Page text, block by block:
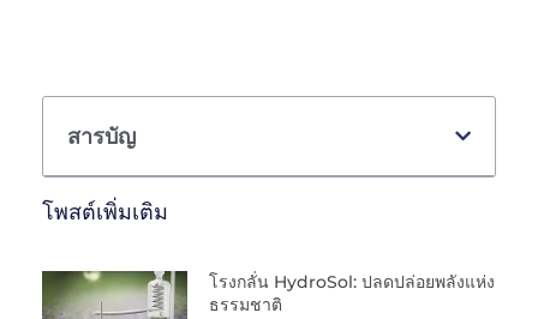
สารบัญ
โพสต์เพิ่มเติม
โรงกลั่น HydroSol: ปลดปล่อยพลังแห่ง
ธรรมชาติ